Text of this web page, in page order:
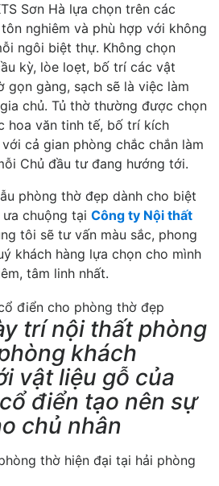
Sơn Hà lựa chọn trên các
nghiêm và phù hợp với không
ngôi biệt thự. Không chọn
kỳ, lòe loẹt, bố trí các vật
gọn gàng, sạch sẽ là việc làm
chủ. Tủ thờ thường được chọn
hoa văn tinh tế, bố trí kích
cả gian phòng chắc chắn làm
Chủ đầu tư đang hướng tới.
phòng thờ đẹp dành cho biệt
chuộng tại Công ty Nội thất
tôi sẽ tư vấn màu sắc, phong
khách hàng lựa chọn cho mình
tâm linh nhất.
trí nội thất phòng
khách
vật liệu gỗ của
điển tạo nên sự
chủ nhân